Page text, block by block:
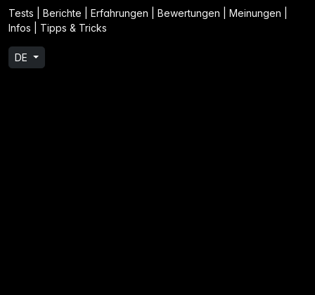
Tests | Berichte | Erfahrungen | Bewertungen | Meinungen |
Infos | Tipps & Tricks
DE